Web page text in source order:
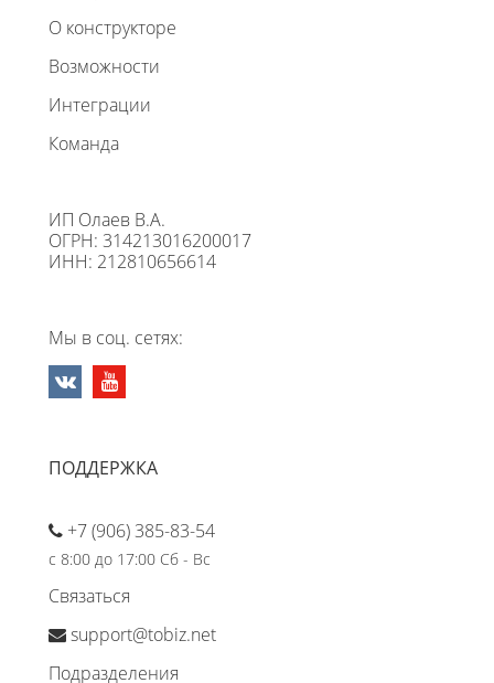
О конструкторе
Возможности
Интеграции
Команда
ИП Олаев В.А.
ОГРН: 314213016200017
ИНН: 212810656614
Мы в соц. сетях:
ПОДДЕРЖКА
+7 (906) 385-83-54
с 8:00 до 17:00 Сб - Вс
Связаться
support@tobiz.net
Подразделения